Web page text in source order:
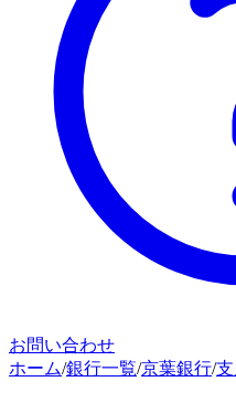
お問い合わせ
ホーム/銀行一覧/京葉銀行/